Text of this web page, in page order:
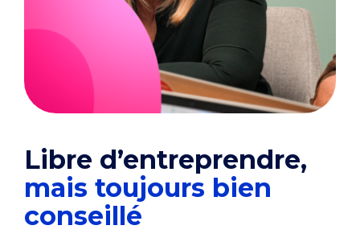
Libre d’entreprendre,
mais toujours bien
conseillé